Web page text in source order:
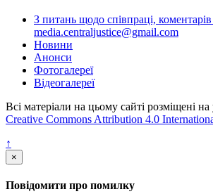
З питань щодо співпраці,
media.centraljustice@gmail.com
Новини
Анонси
Фотогалереї
Відеогалереї
Всі матеріали на цьому сайті розміщені на
Creative Commons Attribution 4.0
↑
×
Повідомити про помилку